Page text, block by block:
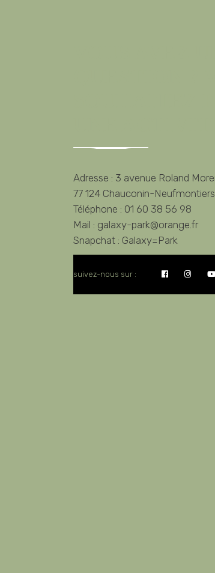
Adresse : 3 avenue Roland
77 124 Chauconin-Neufmontiers
Téléphone : 01 60 38 56 98
Mail : galaxy-park@orange.fr
Snapchat : Galaxy=Park
suivez-nous sur :